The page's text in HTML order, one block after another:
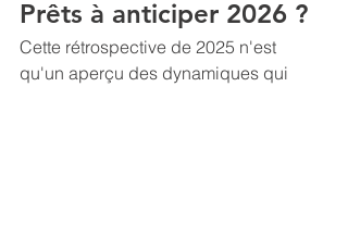
Prêts à anticiper 2026 ?
Cette rétrospective de 2025 n'est
qu'un aperçu des dynamiques qui